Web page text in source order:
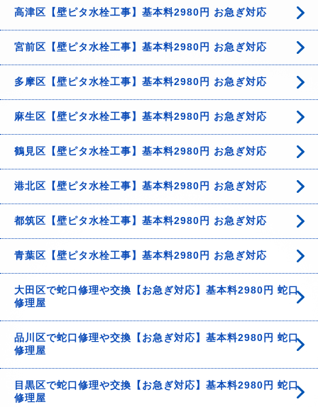
高津区【壁ピタ水栓工事】基本料2980円 お急ぎ対応
宮前区【壁ピタ水栓工事】基本料2980円 お急ぎ対応
多摩区【壁ピタ水栓工事】基本料2980円 お急ぎ対応
麻生区【壁ピタ水栓工事】基本料2980円 お急ぎ対応
鶴見区【壁ピタ水栓工事】基本料2980円 お急ぎ対応
港北区【壁ピタ水栓工事】基本料2980円 お急ぎ対応
都筑区【壁ピタ水栓工事】基本料2980円 お急ぎ対応
青葉区【壁ピタ水栓工事】基本料2980円 お急ぎ対応
大田区で蛇口修理や交換【お急ぎ対応】基本料2980円 蛇口
修理屋
品川区で蛇口修理や交換【お急ぎ対応】基本料2980円 蛇口
修理屋
目黒区で蛇口修理や交換【お急ぎ対応】基本料2980円 蛇口
修理屋